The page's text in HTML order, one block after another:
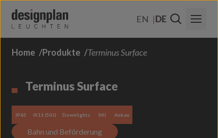
EN
DE
Über Uns
Kontakt
Home Produkte Terminus Surface
Terminus Surface
IP65 IK11 (50J) Downlights SKI Anbau
Bahn und Beförderung